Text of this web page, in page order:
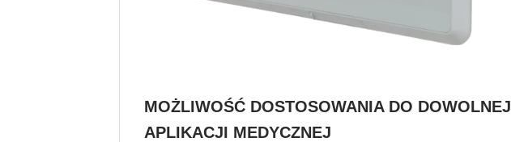
MOŻLIWOŚĆ DOSTOSOWANIA DO DOWOLNEJ
APLIKACJI MEDYCZNEJ